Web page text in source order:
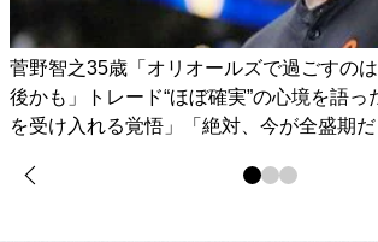
菅野智之35歳「オリオールズで過ごすの
後かも」トレード“ほぼ確実”の心境を語っ
を受け入れる覚悟」「絶対、今が全盛期だ